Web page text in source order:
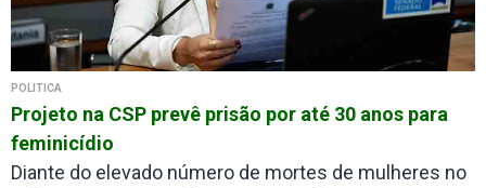
POLÍTICA
Projeto na CSP prevê prisão por até 30 anos para
feminicídio
Diante do elevado número de mortes de mulheres no